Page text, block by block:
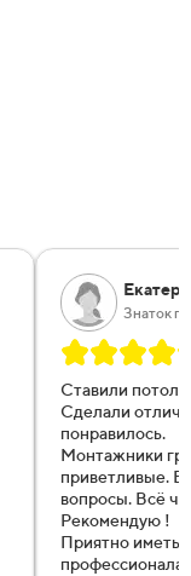
Знаток
Ставили
Сделали
понравилось.
Монтажники
приветливые.
вопросы. Всё
Рекомендую !
Приятно иметь